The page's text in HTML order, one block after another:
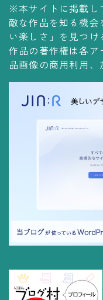
アイテム・サー
コレクションの
Yoshiteru
飾る
飾り方
※本サイトに掲載し
敵な作品を知る機
い楽しさ」を見つけ
作品の著作権は各
品画像の商用利用、